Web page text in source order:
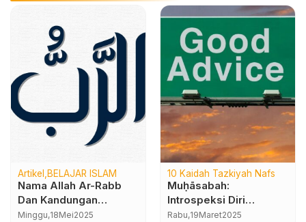
Artikel BELAJAR ISLAM
Nama Allah Ar-Rabb
Dan Kandungan
Maknanya
Minggu,18Mei2025
10 Kaidah Tazkiyah Nafs
Muḥāsabah:
Introspeksi Diri
Sebelum Terlambat
Rabu,19Maret2025